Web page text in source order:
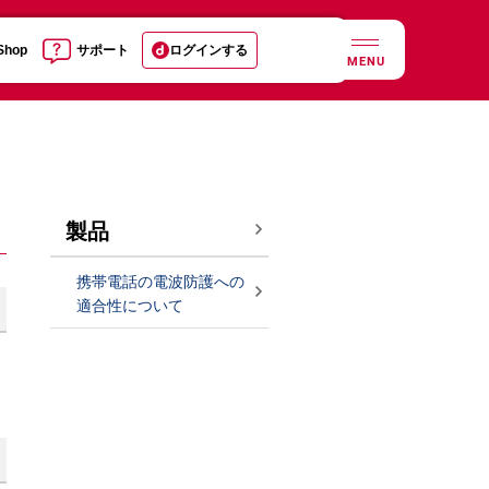
サポート ログインする
MENU
製品
携帯電話の電波防護への
適合性について